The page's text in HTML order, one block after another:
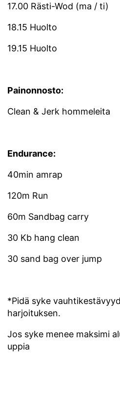
17.00 Rästi-Wod (ma / ti)
18.15 Huolto
19.15 Huolto
Painonnosto:
Clean & Jerk hommeleita
Endurance:
40min amrap
120m Run
60m Sandbag carry
30 Kb hang clean
30 sand bag over jump
*Pidä syke
harjoituksen.
Jos syke menee maksimi
uppia